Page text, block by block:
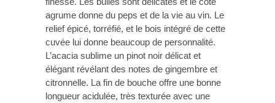
agrume donne du peps et de la vie au vin. Le
relief épicé, torréfié, et le bois intégré de cette
cuvée lui donne beaucoup de personnalité.
L’acacia sublime un pinot noir délicat et
élégant révélant des notes de gingembre et
citronnelle. La fin de bouche offre une bonne
longueur acidulée, très texturée avec une